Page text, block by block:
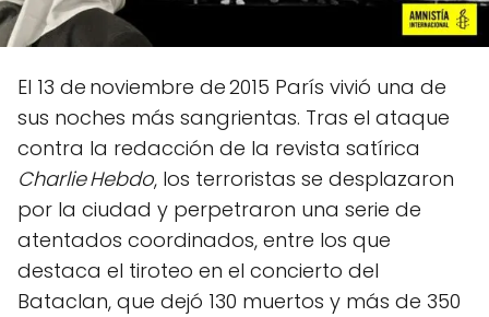
El 13 de noviembre de 2015 París vivió una de
sus noches más sangrientas. Tras el ataque
contra la redacción de la revista satírica
Charlie Hebdo, los terroristas se desplazaron
por la ciudad y perpetraron una serie de
atentados coordinados, entre los que
destaca el tiroteo en el concierto del
Bataclan, que dejó 130 muertos y más de 350